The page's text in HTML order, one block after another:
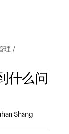
理 /
什么问
Shang